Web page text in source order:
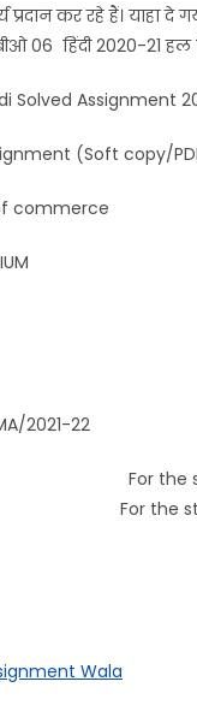
कर रहे हैं। याहा दे
06 हिंदी 2020-21 हल
copy/
22
enrolled
For the
Wala